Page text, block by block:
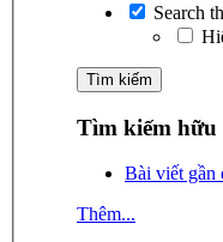
Search
Tìm kiếm hữu
Bài viết gần
Thêm...